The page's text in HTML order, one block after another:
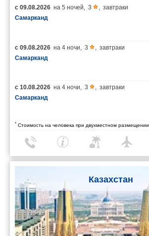
с 09.08.2026 на 5 ночей, 3 , завтраки
Самарканд
с 09.08.2026 на 4 ночи, 3 , завтраки
Самарканд
с 10.08.2026 на 4 ночи, 3 , завтраки
Самарканд
* Стоимость на человека при двухместном размещении
Казахстан